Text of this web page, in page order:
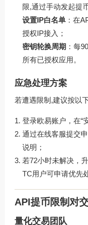
限,通过手动发起提
设置IP白名单 ：在
授权IP接入；
密钥轮换周期 ：每
所有已授权应用。
应急处理方案
若遭遇限制,建议按以
登录欧易账户，在“
通过在线客服提交
说明；
若72小时未解决，
TC用户可申请优先
API提币限制对
量化交易团队